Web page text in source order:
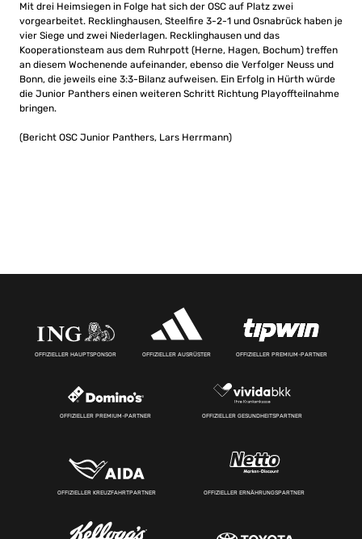
Mit drei Heimsiegen in Folge hat sich der OSC auf Platz zwei
vorgearbeitet. Recklinghausen, Steelfire 3-2-1 und Osnabrück haben je
vier Siege und zwei Niederlagen. Recklinghausen und das
Kooperationsteam aus dem Ruhrpott (Herne, Hagen, Bochum) treffen
an diesem Wochenende aufeinander, ebenso die Verfolger Neuss und
Bonn, die jeweils eine 3:3-Bilanz aufweisen. Ein Erfolg in Hürth würde
die Junior Panthers einen weiteren Schritt Richtung Playoffteilnahme
bringen.
(Bericht OSC Junior Panthers, Lars Herrmann)
OFFIZIELLER HAUPTSPONSOR OFFIZIELLER AUSRÜSTER OFFIZIELLER PREMIUM-PARTNER
OFFIZIELLER PREMIUM-PARTNER OFFIZIELLER GESUNDHEITSPARTNER
OFFIZIELLER KREUZFAHRTPARTNER OFFIZIELLER ERNÄHRUNGSPARTNER